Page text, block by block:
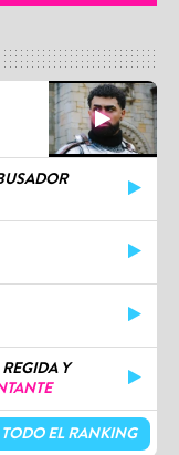
Y
TODO EL RANKING